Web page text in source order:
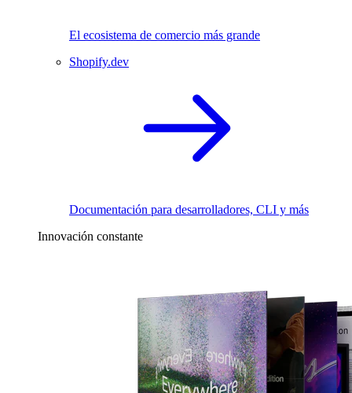
El ecosistema de comercio más grande
Shopify.dev
Documentación para desarrolladores, CLI y más
Innovación constante